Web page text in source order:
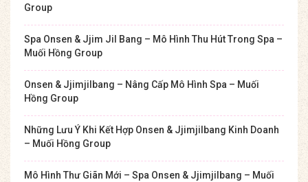
Group
Spa Onsen & Jjim Jil Bang – Mô Hình Thu Hút Trong Spa –
Muối Hồng Group
Onsen & Jjimjilbang – Nâng Cấp Mô Hình Spa – Muối
Hồng Group
Những Lưu Ý Khi Kết Hợp Onsen & Jjimjilbang Kinh Doanh
– Muối Hồng Group
Mô Hình Thư Giãn Mới – Spa Onsen & Jjimjilbang – Muối